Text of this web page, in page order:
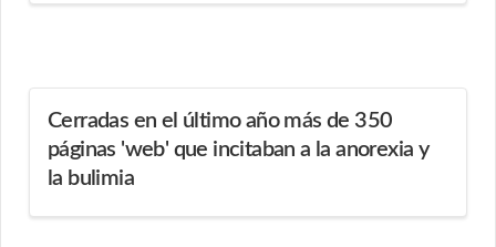
Cerradas en el último año más de 350
páginas 'web' que incitaban a la anorexia y
la bulimia